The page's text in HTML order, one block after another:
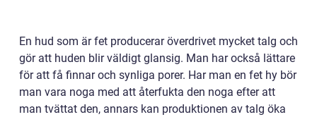
En hud som är fet producerar överdrivet mycket talg och
gör att huden blir väldigt glansig. Man har också lättare
för att få finnar och synliga porer. Har man en fet hy bör
man vara noga med att återfukta den noga efter att
man tvättat den, annars kan produktionen av talg öka